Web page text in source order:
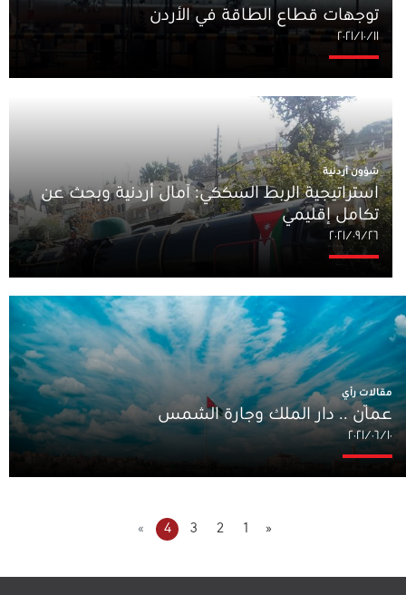
توجهات قطاع الطاقة في الأردن
١١‏/١٠‏/٢٠٢١
شؤون أردنية
استراتيجية الربط السككي: آمال أردنية وبحث عن
تكامل إقليمي
٢٦‏/٠٩‏/٢٠٢١
مقالات رأي
عمّان .. دار الملك وجارة الشمس
١٠‏/٠٦‏/٢٠٢١
«
1
2
3
4
»